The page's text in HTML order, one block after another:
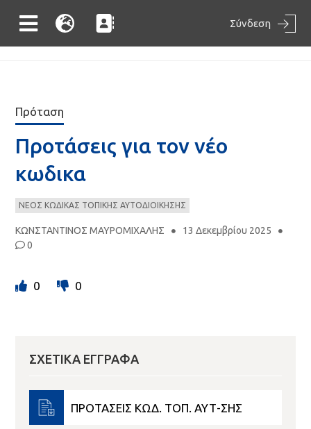
Σύνδεση
Πρόταση
Προτάσεις για τον νέο
κωδικα
ΝΕΟΣ ΚΩΔΙΚΑΣ ΤΟΠΙΚΗΣ ΑΥΤΟΔΙΟΙΚΗΣΗΣ
ΚΩΝΣΤΑΝΤΙΝΟΣ ΜΑΥΡΟΜΙΧΑΛΗΣ
13 Δεκεμβρίου 2025
0
0 0
ΣΧΕΤΙΚΆ ΈΓΓΡΑΦΑ
ΠΡΟΤΑΣΕΙΣ ΚΩΔ. ΤΟΠ. ΑΥΤ-ΣΗΣ